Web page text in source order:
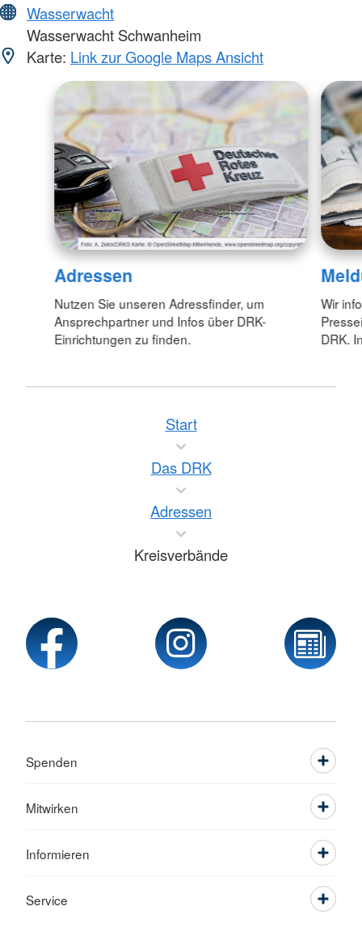
Wasserwacht
Wasserwacht Schwanheim
Karte: Link zur Google Maps Ansicht
Adressen
Nutzen Sie unseren Adressfinder, um
Ansprechpartner und Infos über DRK-
Einrichtungen zu finden.
Wir
DRK.
Start
Das DRK
Adressen
Kreisverbände
Spenden
Mitwirken
Informieren
Service